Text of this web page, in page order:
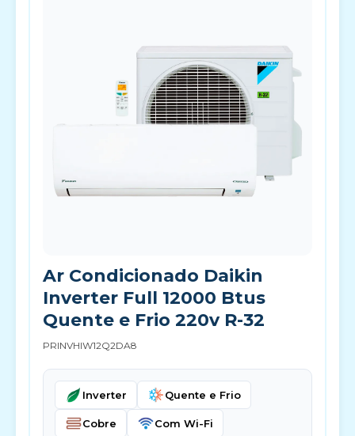
Ar Condicionado Daikin
Inverter Full 12000 Btus
Quente e Frio 220v R-32
PRINVHIW12Q2DA8
Inverter Quente e Frio
Cobre Com Wi-Fi